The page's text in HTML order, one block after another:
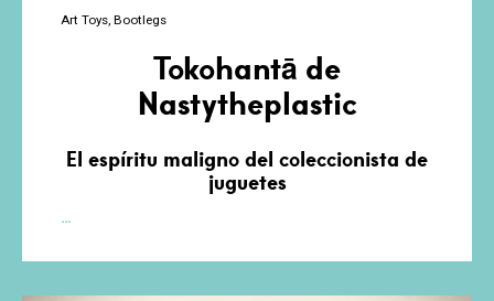
Art Toys Bootlegs
Tokohantā de
Nastytheplastic
El espíritu maligno del coleccionista de
juguetes
…
Nastytheplastic